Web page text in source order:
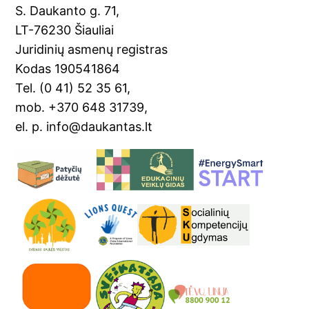
o
k
a
n
sl
at
e
S. Daukanto g. 71,
LT-76230 Šiauliai
Juridinių asmenų registras
Kodas 190541864
Tel. (0 41) 52 35 61,
mob. +370 648 31739,
el. p. info@daukantas.lt